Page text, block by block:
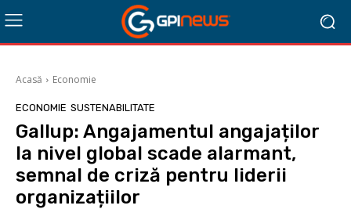
Acasă Economie
ECONOMIE SUSTENABILITATE
Gallup: Angajamentul angajaților
la nivel global scade alarmant,
semnal de criză pentru liderii
organizațiilor